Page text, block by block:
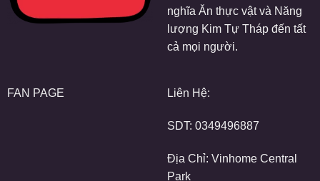
nghĩa Ăn thực vật và Năng
lượng Kim Tự Tháp đến tất
cả mọi người.
FAN PAGE Liên Hệ:
SDT: 0349496887
Địa Chỉ: Vinhome Central
Park